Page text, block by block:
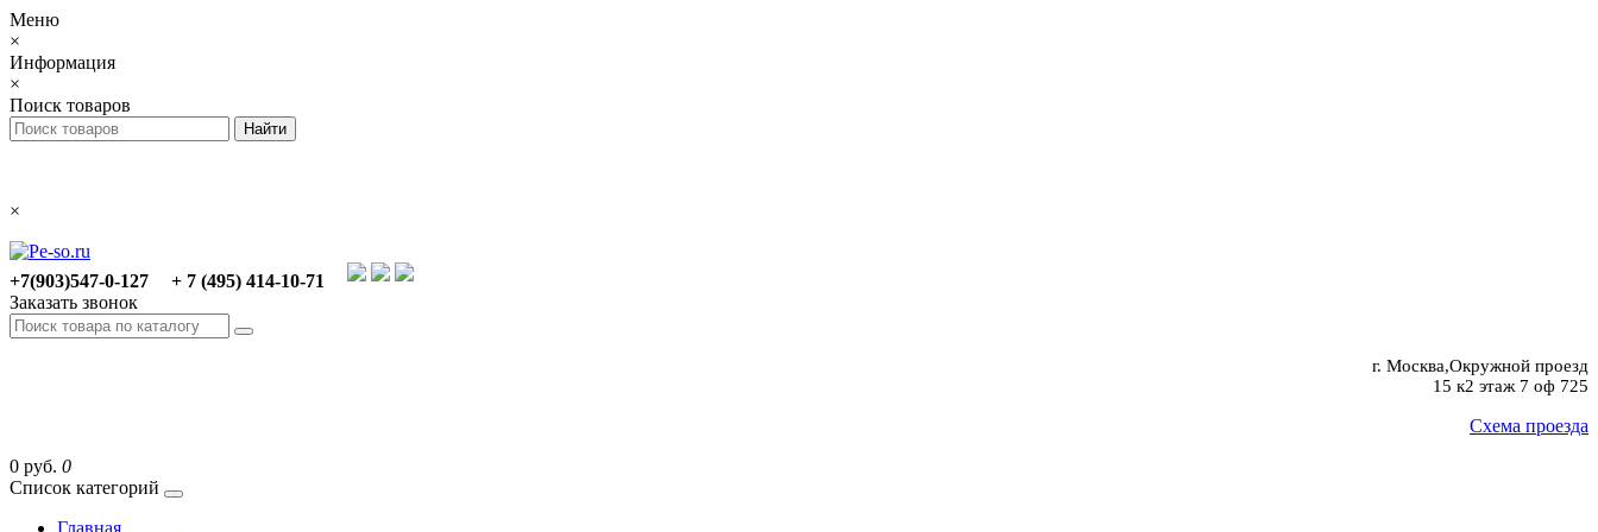
Меню
×
Информация
×
Поиск товаров
×
+7(903)547-0-127
+ 7 (495) 414-10-71
Заказать звонок
г. Москва,Окружной проезд
15 к2 этаж 7 оф 725
Схема проезда
0 руб. 0
Список категорий
Главная